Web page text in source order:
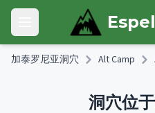
Skip to main content
Open main menu
加泰罗尼亚洞穴 Alt Camp
洞穴位